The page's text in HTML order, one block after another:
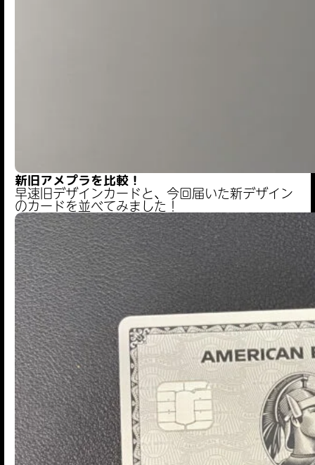
新旧アメプラを比較！
早速旧デザインカードと、今回届いた新デザイン
のカードを並べてみました！